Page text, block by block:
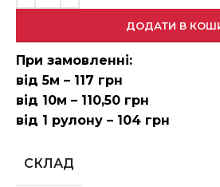
ДОДАТИ В
При замовленні:
від 5м – 117 грн
від 10м – 110,50 грн
від 1 рулону – 104 грн
СКЛАД